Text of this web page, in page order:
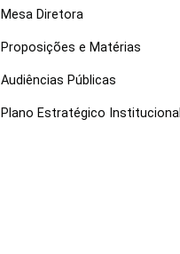
Mesa Diretora
Proposições e Matérias
Audiências Públicas
Plano Estratégico Institucional